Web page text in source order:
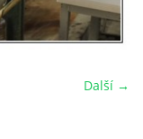
Další →